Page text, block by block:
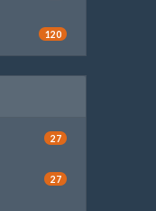
120
27
27